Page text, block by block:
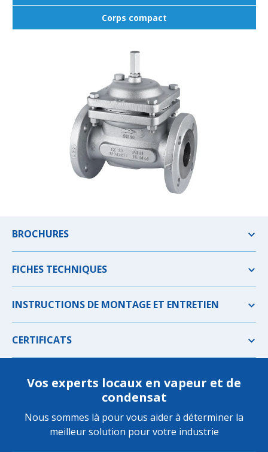
Corps compact
BROCHURES
FICHES TECHNIQUES
INSTRUCTIONS DE MONTAGE ET ENTRETIEN
CERTIFICATS
Vos experts locaux en vapeur et de
condensat
Nous sommes là pour vous aider à déterminer la
meilleur solution pour votre industrie